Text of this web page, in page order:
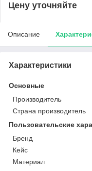
Цену уточняйте
Описание
Характеристики
Основные
Производитель
Страна производитель
Пользовательские
Бренд
Кейс
Материал